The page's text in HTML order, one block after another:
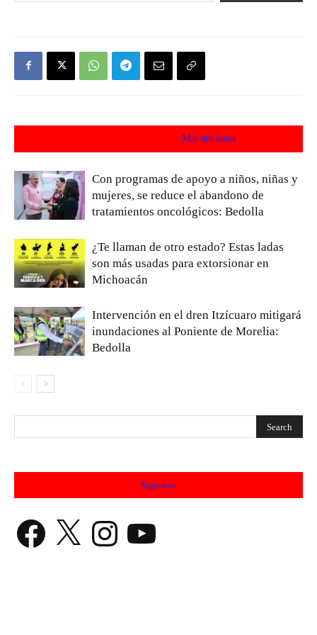
Más del autor
Con programas de apoyo a niños, niñas y
mujeres, se reduce el abandono de
tratamientos oncológicos: Bedolla
¿Te llaman de otro estado? Estas ladas
son más usadas para extorsionar en
Michoacán
Intervención en el dren Itzícuaro mitigará
inundaciones al Poniente de Morelia:
Bedolla
Síguenos
Facebook X Instagram